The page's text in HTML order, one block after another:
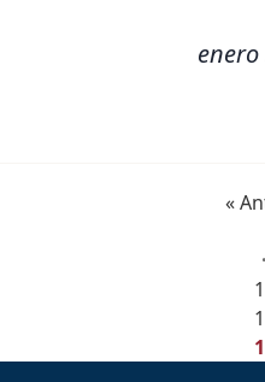
enero
«